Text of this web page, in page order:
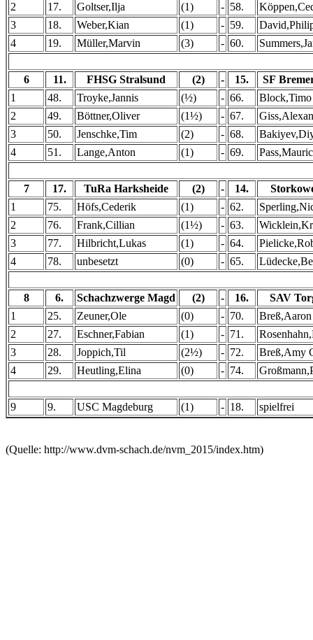
2
17. Goltser,Ilja (1) - 58.
3
18. Weber,Kian (1) - 59.
4
19. Müller,Marvin (3) - 60.
6 11. FHSG Stralsund (2) - 15.
SF
1
48. Troyke,Jannis (½) - 66.
Block,Timo
2
49. Böttner,Oliver (1½) - 67.
3
50. Jenschke,Tim (2) - 68.
4
51. Lange,Anton (1) - 69.
7 17. TuRa Harksheide (2) - 14.
1
75. Höfs,Cederik (1) - 62.
2
76. Frank,Cillian (1½) - 63.
3
77. Hilbricht,Lukas (1) - 64.
4
78. unbesetzt (0) - 65.
8 6. Schachzwerge Magd (2) - 16.
SAV
1
25. Zeuner,Ole (0) - 70.
Breß,Aaron
2
27. Eschner,Fabian (1) - 71.
3
28. Joppich,Til (2½) - 72.
Breß,Amy
4
29. Heutling,Elina (0) - 74.
9 9. USC Magdeburg (1) - 18. spielfrei
(Quelle: http://www.dvm-schach.de/nvm_2015/index.htm)